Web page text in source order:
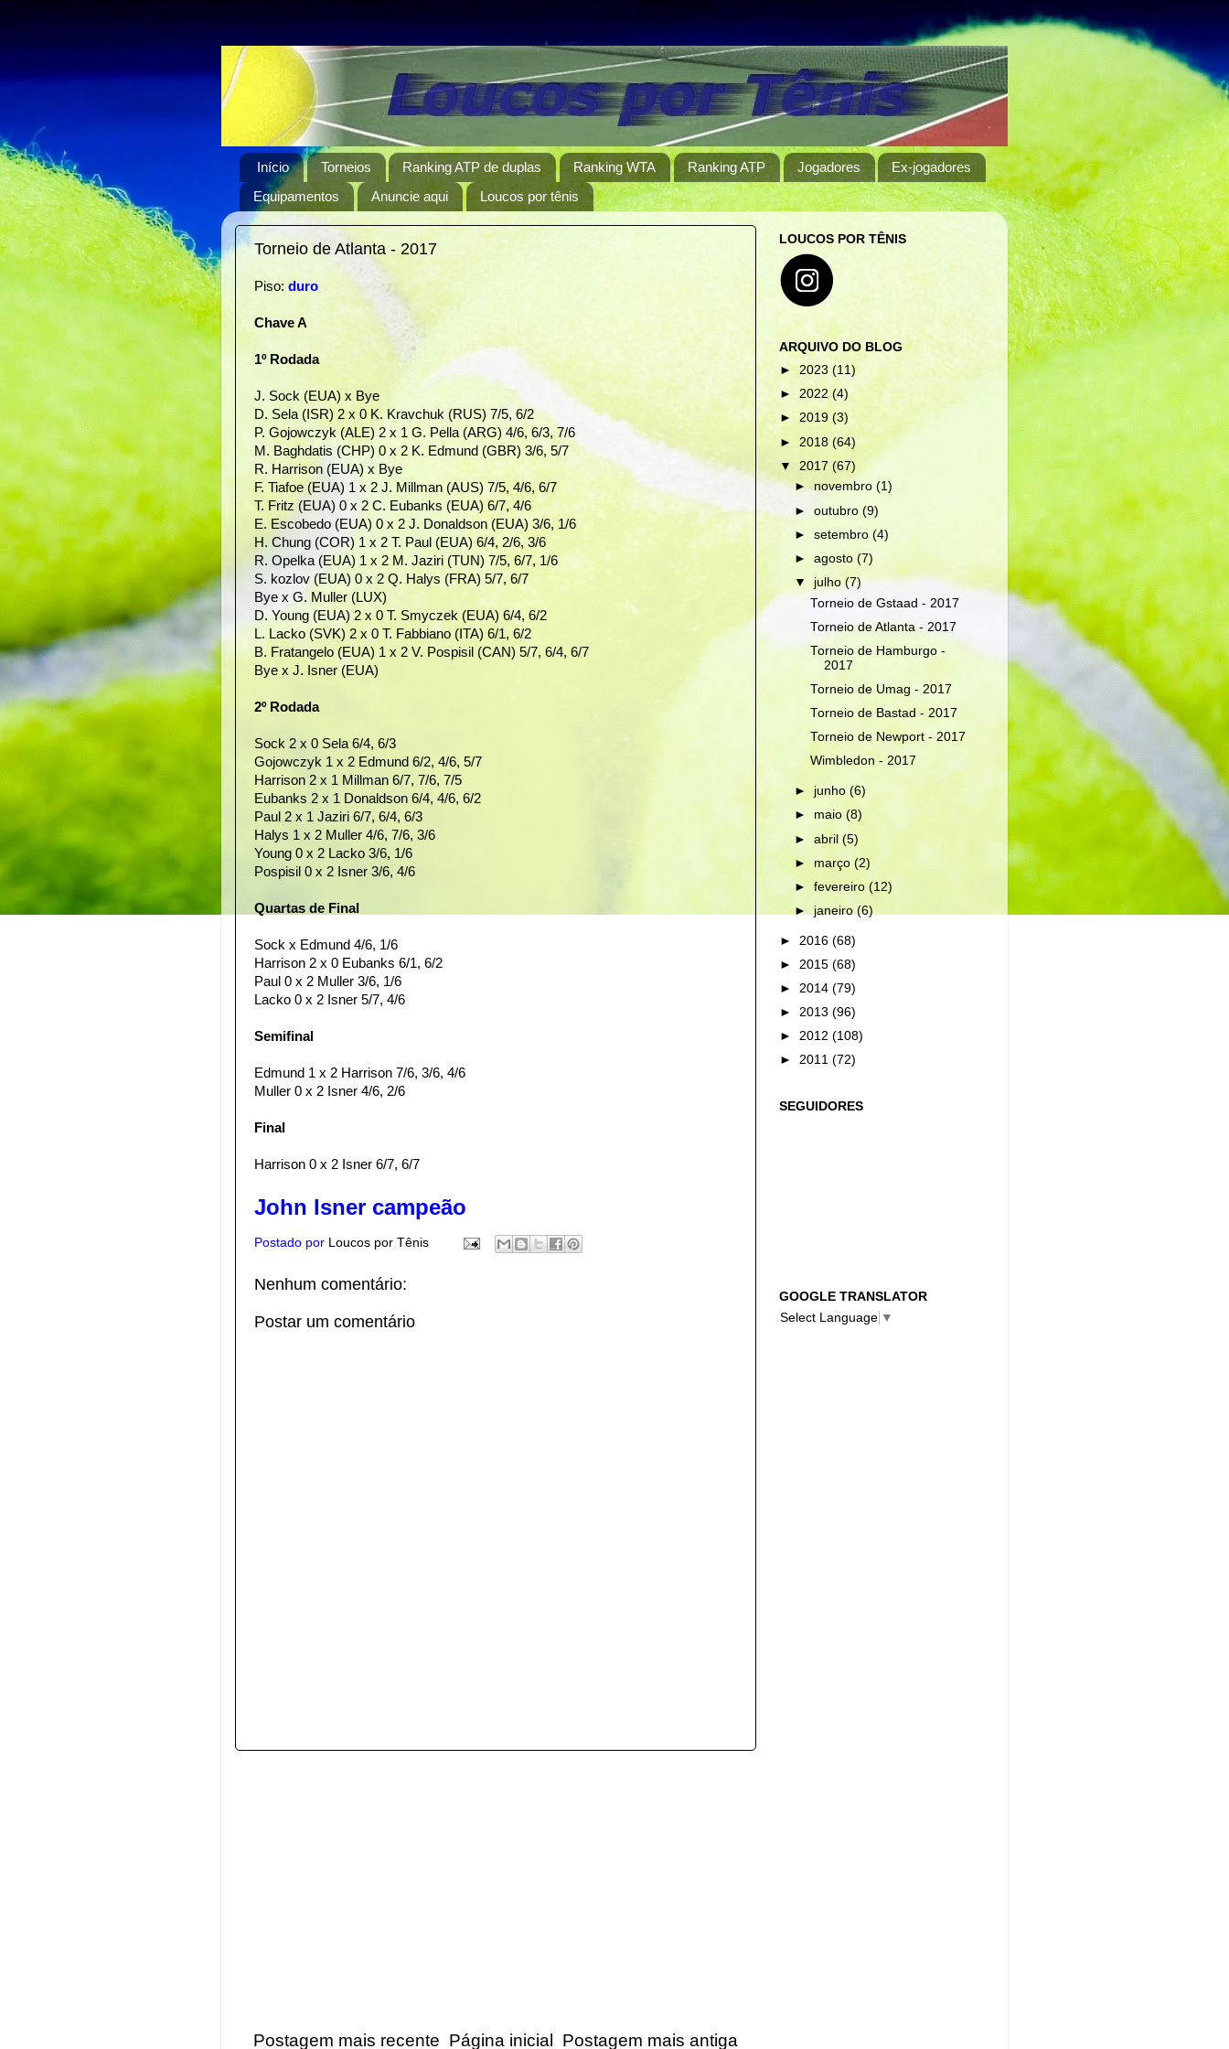
Início Torneios Ranking ATP de duplas Ranking WTA Ranking ATP Jogadores
Ex-jogadores
Equipamentos
Anuncie aqui Loucos por tênis
Torneio de Atlanta - 2017
Piso: duro
Chave A
1º Rodada
J. Sock (EUA) x Bye
D. Sela (ISR) 2 x 0 K. Kravchuk (RUS) 7/5, 6/2
P. Gojowczyk (ALE) 2 x 1 G. Pella (ARG) 4/6, 6/3, 7/6
M. Baghdatis (CHP) 0 x 2 K. Edmund (GBR) 3/6, 5/7
R. Harrison (EUA) x Bye
F. Tiafoe (EUA) 1 x 2 J. Millman (AUS) 7/5, 4/6, 6/7
T. Fritz (EUA) 0 x 2 C. Eubanks (EUA) 6/7, 4/6
E. Escobedo (EUA) 0 x 2 J. Donaldson (EUA) 3/6, 1/6
H. Chung (COR) 1 x 2 T. Paul (EUA) 6/4, 2/6, 3/6
R. Opelka (EUA) 1 x 2 M. Jaziri (TUN) 7/5, 6/7, 1/6
S. kozlov (EUA) 0 x 2 Q. Halys (FRA) 5/7, 6/7
Bye x G. Muller (LUX)
D. Young (EUA) 2 x 0 T. Smyczek (EUA) 6/4, 6/2
L. Lacko (SVK) 2 x 0 T. Fabbiano (ITA) 6/1, 6/2
B. Fratangelo (EUA) 1 x 2 V. Pospisil (CAN) 5/7, 6/4, 6/7
Bye x J. Isner (EUA)
2º Rodada
Sock 2 x 0 Sela 6/4, 6/3
Gojowczyk 1 x 2 Edmund 6/2, 4/6, 5/7
Harrison 2 x 1 Millman 6/7, 7/6, 7/5
Eubanks 2 x 1 Donaldson 6/4, 4/6, 6/2
Paul 2 x 1 Jaziri 6/7, 6/4, 6/3
Halys 1 x 2 Muller 4/6, 7/6, 3/6
Young 0 x 2 Lacko 3/6, 1/6
Pospisil 0 x 2 Isner 3/6, 4/6
Quartas de Final
Sock x Edmund 4/6, 1/6
Harrison 2 x 0 Eubanks 6/1, 6/2
Paul 0 x 2 Muller 3/6, 1/6
Lacko 0 x 2 Isner 5/7, 4/6
Semifinal
Edmund 1 x 2 Harrison 7/6, 3/6, 4/6
Muller 0 x 2 Isner 4/6, 2/6
Final
Harrison 0 x 2 Isner 6/7, 6/7
John Isner campeão
Postado por Loucos por Tênis
Nenhum comentário:
Postar um comentário
Postagem mais recente Postagem mais antiga
Página inicial
LOUCOS POR TÊNIS
ARQUIVO DO BLOG
► 2023 (11)
► 2022 (4)
► 2019 (3)
► 2018 (64)
▼ 2017 (67)
►novembro(1)
►outubro(9)
►setembro(4)
►agosto(7)
▼ julho(7)
Torneio de Gstaad - 2017
Torneio de Atlanta - 2017
Torneio de Hamburgo -
2017
Torneio de Umag - 2017
Torneio de Bastad - 2017
Torneio de Newport - 2017
Wimbledon - 2017
► junho(6)
► maio(8)
►abril(5)
► março(2)
►fevereiro(12)
► janeiro(6)
► 2016 (68)
► 2015 (68)
► 2014 (79)
► 2013 (96)
► 2012 (108)
► 2011 (72)
SEGUIDORES
GOOGLE TRANSLATOR
Select Language ▼